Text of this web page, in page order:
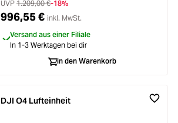
UVP 1.209,00 €-18%
996,55 € inkl. MwSt.
Versand aus einer Filiale
In 1-3 Werktagen bei dir
In den Warenkorb
DJI O4 Lufteinheit